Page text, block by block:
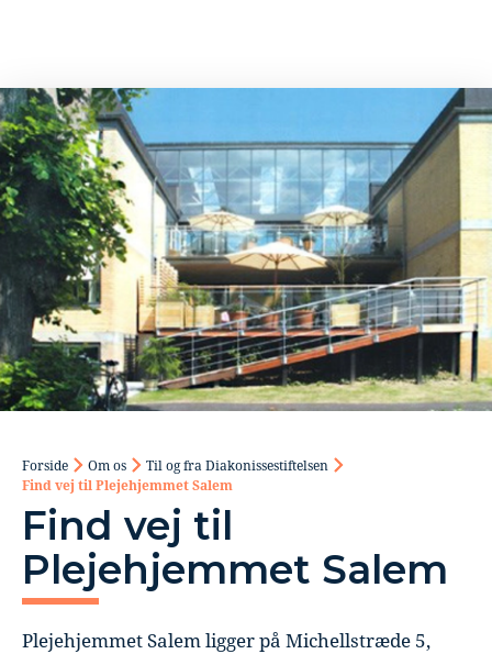
Forside Om os
Til og fra Diakonissestiftelsen
Find vej til Plejehjemmet Salem
Find vej til
Plejehjemmet Salem
Plejehjemmet Salem ligger på Michellstræde 5,